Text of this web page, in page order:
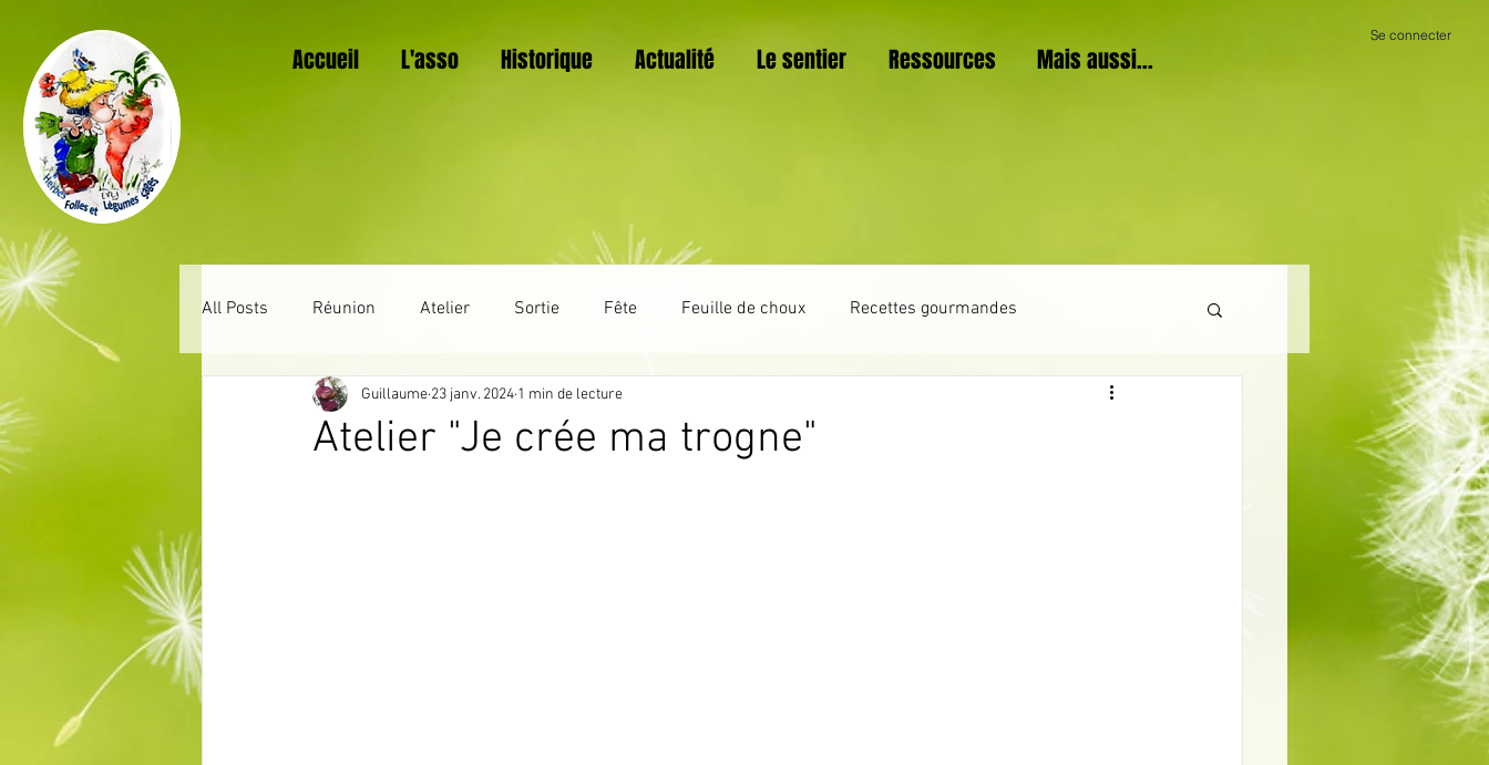
Accueil L'asso Historique Actualité Le sentier Ressources Mais aussi...
Se connecter
All Posts Réunion Atelier Sortie Fête Feuille de choux Recettes gourmandes
Au jardin mois après mois Trucs et astuces
Atelier "Je crée ma trogne"
Guillaume 23 janv. 2024 1 min de lecture